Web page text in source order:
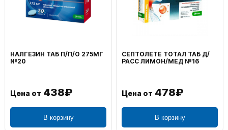
НАЛГЕЗИН ТАБ П/П/О 275МГ
№20
Цена от 438₽
В корзину
СЕПТОЛЕТЕ ТОТАЛ ТАБ Д/
РАСС ЛИМОН/МЕД №16
Цена от 478₽
В корзину